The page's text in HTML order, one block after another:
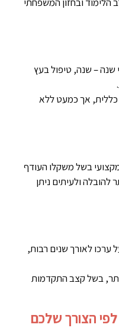
שנה – שנה, טיפול בעץ
כללית, אך כמעט ללא
בשל משקלו העודף
להובלה ולעיתים ניתן
ערכו לאורך שנים רבות,
בשל קצב התקדמות
לפי הצורך שלכם